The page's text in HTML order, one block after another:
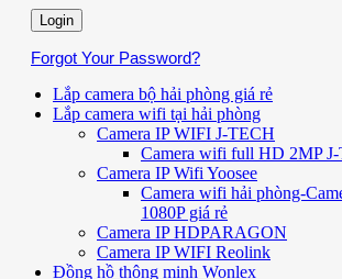
Forgot Your Password?
Lắp camera bộ hải phòng giá rẻ
Lắp camera wifi tại hải phòng
Camera IP WIFI J-TECH
Camera wifi full HD 2MP J-
Camera IP Wifi Yoosee
Camera wifi hải phòng-
1080P giá rẻ
Camera IP HDPARAGON
Camera IP WIFI Reolink
Đồng hồ thông minh Wonlex